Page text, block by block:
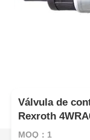
Válvula de
Rexroth
MOQ：1